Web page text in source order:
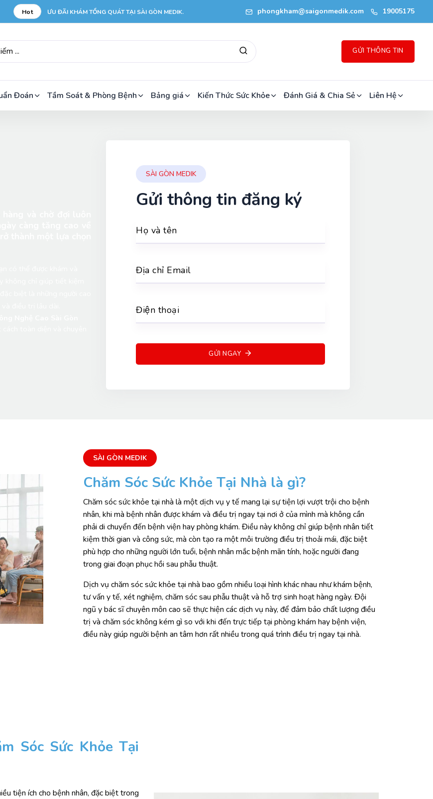
Hot ƯU ĐÃI KHÁM TỔNG QUÁT TẠI SÀI GÒN MEDIK. phongkham@saigonmedik.com 19005175
GỬI THÔNG TIN
Đoán Tầm Soát & Phòng Bệnh Bảng giá Kiến Thức Sức Khỏe Đánh Giá & Chia Sẻ Liên Hệ
SÀI GÒN MEDIK
Gửi thông tin đăng ký
Họ và tên
Địa chỉ Email
Điện thoại
GỬI NGAY
SÀI GÒN MEDIK
Chăm Sóc Sức Khỏe Tại Nhà là gì?
Chăm sóc sức khỏe tại nhà là một dịch vụ y tế mang lại sự tiện lợi vượt trội cho bệnh
nhân, khi mà bệnh nhân được khám và điều trị ngay tại nơi ở của mình mà không cần
phải di chuyển đến bệnh viện hay phòng khám. Điều này không chỉ giúp bệnh nhân tiết
kiệm thời gian và công sức, mà còn tạo ra một môi trường điều trị thoải mái, đặc biệt
phù hợp cho những người lớn tuổi, bệnh nhân mắc bệnh mãn tính, hoặc người đang
trong giai đoạn phục hồi sau phẫu thuật.
Dịch vụ chăm sóc sức khỏe tại nhà bao gồm nhiều loại hình khác nhau như khám bệnh,
tư vấn y tế, xét nghiệm, chăm sóc sau phẫu thuật và hỗ trợ sinh hoạt hàng ngày. Đội
ngũ y bác sĩ chuyên môn cao sẽ thực hiện các dịch vụ này, để đảm bảo chất lượng điều
trị và chăm sóc không kém gì so với khi đến trực tiếp tại phòng khám hay bệnh viện,
điều này giúp người bệnh an tâm hơn rất nhiều trong quá trình điều trị ngay tại nhà.
Sóc Sức Khỏe Tại
tiện ích cho bệnh nhân, đặc biệt trong